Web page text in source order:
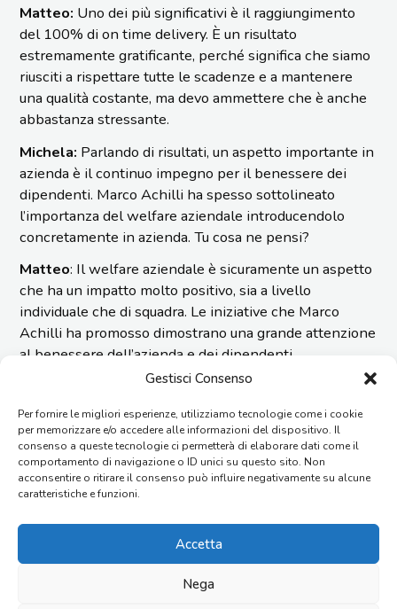
Gestisci Consenso
Per fornire le migliori esperienze, utilizziamo tecnologie come i cookie
per memorizzare e/o accedere alle informazioni del dispositivo. Il
consenso a queste tecnologie ci permetterà di elaborare dati come il
comportamento di navigazione o ID unici su questo sito. Non
acconsentire o ritirare il consenso può influire negativamente su alcune
caratteristiche e funzioni.
Accetta
Nega
Matteo: Uno dei più significativi è il raggiungimento
del 100% di on time delivery. È un risultato
estremamente gratificante, perché significa che siamo
riusciti a rispettare tutte le scadenze e a mantenere
una qualità costante, ma devo ammettere che è anche
abbastanza stressante.
Michela: Parlando di risultati, un aspetto importante in
azienda è il continuo impegno per il benessere dei
dipendenti. Marco Achilli ha spesso sottolineato
l’importanza del welfare aziendale introducendolo
concretamente in azienda. Tu cosa ne pensi?
Matteo: Il welfare aziendale è sicuramente un aspetto
che ha un impatto molto positivo, sia a livello
individuale che di squadra. Le iniziative che Marco
Achilli ha promosso dimostrano una grande attenzione
al benessere dell’azienda e dei dipendenti.
Imesa è in forte ripresa, c’è tanto lavoro in programma,
e quindi il mio obiettivo è quello di dare il massimo per
migliorare i processi produttivi con la mia squadra, che
non smetterò mai di ringraziare, perché so di poter
contare su collaboratori affidabili e propositivi.
Non ti nascondo che il bonus ricevuto per Natale è
stato un gesto molto apprezzato. Avere a disposizione
un buono spesa di €1000 è un aiuto concreto in un
periodo dell’anno in cui le spese sono tante e lo ha